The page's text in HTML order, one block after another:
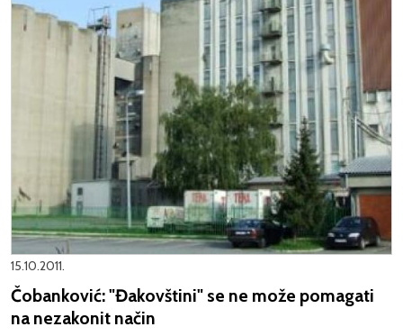
15.10.2011.
Čobanković: "Đakovštini" se ne može pomagati
na nezakonit način